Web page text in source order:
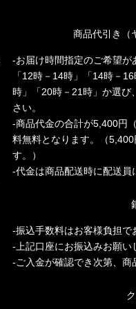
商品代引き（
-お届け時間指定のご希望が
「12時－14時」「14時－
時」「20時－21時」か選び
さい。
-商品代金の合計が5,400円
料無料となります。（
す。）
-代金は商品配送時に配送員
-振込手数料はお客様負担で
-上記口座にお振込みお願い
-ご入金が確認でき次第、商